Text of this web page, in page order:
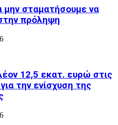
μην σταματήσουμε να
πρόληψη
12,5 εκατ. ευρώ στις
την ενίσχυση της